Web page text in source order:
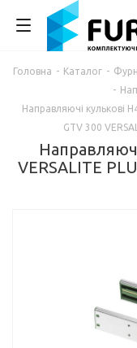
Головна - Каталог -
-
Направляючі кулькові
GTV 300
VERSALITE